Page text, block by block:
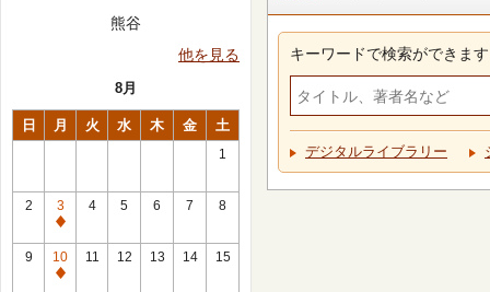
熊谷
他を見る
8月
日 月 火 水 木 金 土
1
2
3
休
館
日
4 5 6 7 8
9
10
休
11 12 13 14 15
キーワードで検索ができます
デジタルライブラリー